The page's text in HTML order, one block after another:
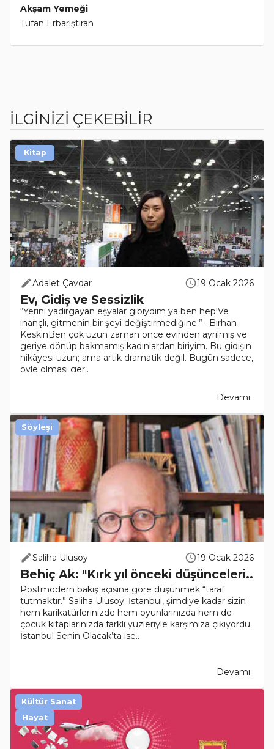
Akşam Yemeği
Tufan Erbarıştıran
İLGİNİZİ ÇEKEBİLİR
Adalet Çavdar 19 Ocak 2026
Ev, Gidiş ve Sessizlik
“Yerini yadırgayan eşyalar gibiydim ya ben hep!Ve
inançlı, gitmenin bir şeyi değiştirmediğine.”– Birhan
KeskinBen çok uzun zaman önce evinden ayrılmış ve
geriye dönüp bakmamış kadınlardan biriyim. Bu gidişin
hikâyesi uzun; ama artık dramatik değil. Bugün sadece,
öyle olması ger..
Devamı..
Kitap
Saliha Ulusoy 19 Ocak 2026
Behiç Ak: "Kırk yıl önceki düşünceleri..
Postmodern bakış açısına göre düşünmek “taraf
tutmaktır.” Saliha Ulusoy: İstanbul, şimdiye kadar sizin
hem karikatürlerinizde hem oyunlarınızda hem de
çocuk kitaplarınızda farklı yüzleriyle karşımıza çıkıyordu.
İstanbul Senin Olacak’ta ise..
Devamı..
Söyleşi
Kültür Sanat
Hayat